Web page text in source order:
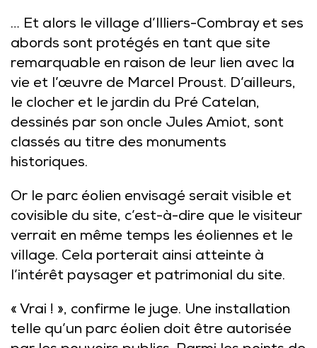
… Et alors le village d’Illiers-Combray et ses
abords sont protégés en tant que site
remarquable en raison de leur lien avec la
vie et l’œuvre de Marcel Proust. D’ailleurs,
le clocher et le jardin du Pré Catelan,
dessinés par son oncle Jules Amiot, sont
classés au titre des monuments
historiques.
Or le parc éolien envisagé serait visible et
covisible du site, c’est-à-dire que le visiteur
verrait en même temps les éoliennes et le
village. Cela porterait ainsi atteinte à
l’intérêt paysager et patrimonial du site.
« Vrai ! », confirme le juge. Une installation
telle qu’un parc éolien doit être autorisée